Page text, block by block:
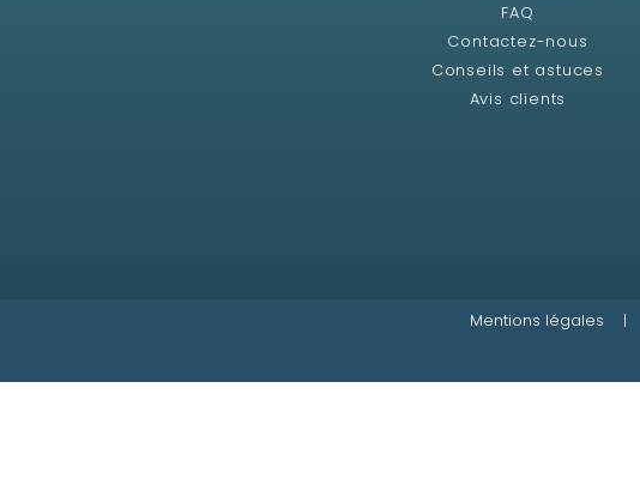
FAQ
Contactez-nous
Conseils et astuces
Avis clients
Mentions légales |